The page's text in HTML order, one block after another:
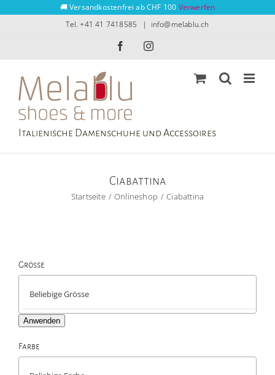
🚚 Versandkostenfrei ab CHF 100 Verwerfen
Tel. +41 41 7418585 | info@melablu.ch
FacebookInstagram
Italienische Damenschuhe und Accessoires
Ciabattina
Startseite Onlineshop Ciabattina
Grösse
Anwenden
Farbe